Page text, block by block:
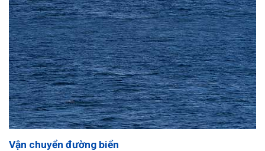
Vận chuyển đường biển